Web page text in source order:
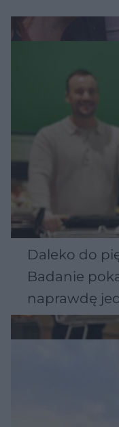
Daleko do
Badanie
naprawdę